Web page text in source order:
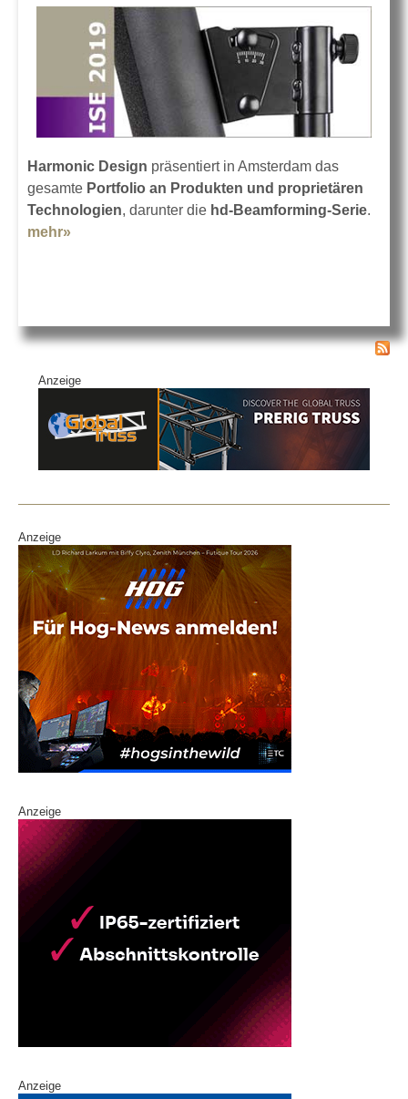
Harmonic Design präsentiert in Amsterdam das
gesamte Portfolio an Produkten und proprietären
Technologien, darunter die hd-Beamforming-Serie.
mehr»
Anzeige
Anzeige
Anzeige
Anzeige